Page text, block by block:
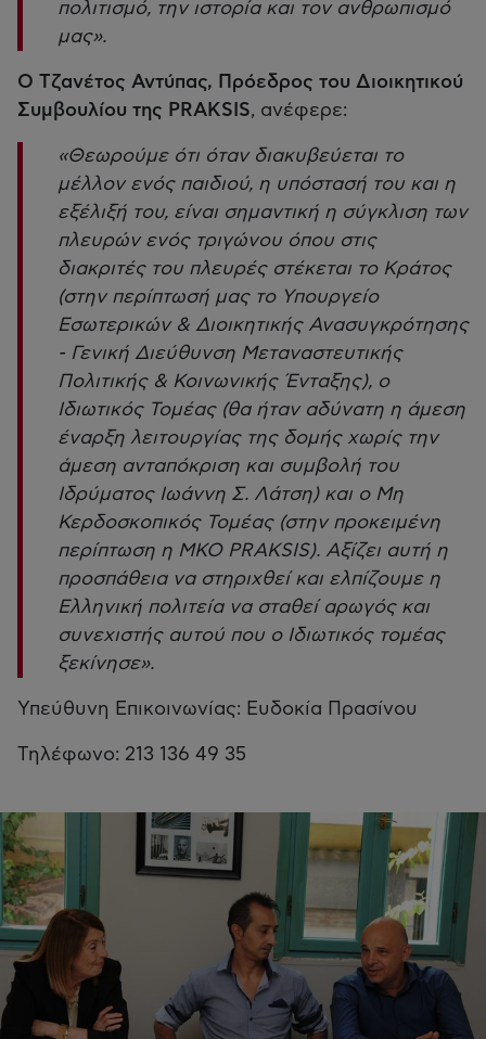
πολιτισμό, την ιστορία και τον ανθρωπισμό
μας».
Ο Τζανέτος Αντύπας, Πρόεδρος του Διοικητικού
Συμβουλίου της PRAKSIS, ανέφερε:
«Θεωρούμε ότι όταν διακυβεύεται το
μέλλον ενός παιδιού, η υπόστασή του και η
εξέλιξή του, είναι σημαντική η σύγκλιση των
πλευρών ενός τριγώνου όπου στις
διακριτές του πλευρές στέκεται το Κράτος
(στην περίπτωσή μας το Υπουργείο
Εσωτερικών & Διοικητικής Ανασυγκρότησης
- Γενική Διεύθυνση Μεταναστευτικής
Πολιτικής & Κοινωνικής Ένταξης), ο
Ιδιωτικός Τομέας (θα ήταν αδύνατη η άμεση
έναρξη λειτουργίας της δομής χωρίς την
άμεση ανταπόκριση και συμβολή του
Ιδρύματος Ιωάννη Σ. Λάτση) και ο Μη
Κερδοσκοπικός Τομέας (στην προκειμένη
περίπτωση η ΜΚΟ PRAKSIS). Αξίζει αυτή η
προσπάθεια να στηριχθεί και ελπίζουμε η
Ελληνική πολιτεία να σταθεί αρωγός και
συνεχιστής αυτού που ο Ιδιωτικός τομέας
ξεκίνησε».
Υπεύθυνη Επικοινωνίας: Ευδοκία Πρασίνου
Τηλέφωνο: 213 136 49 35